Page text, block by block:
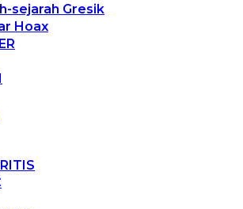
sejarah Gresik
Hoax